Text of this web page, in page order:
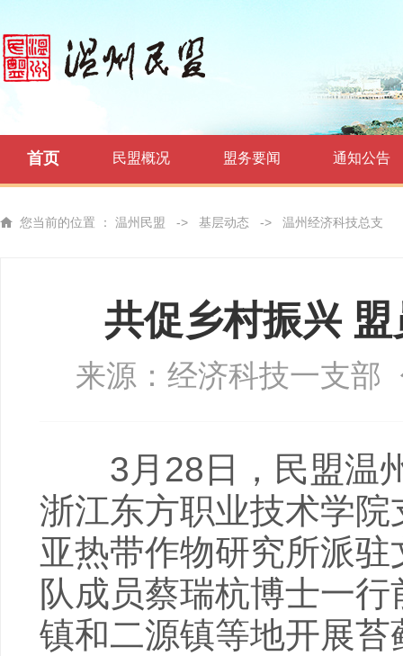
首页 民盟概况 盟务要闻 通知公告
您当前的位置 ： 温州民盟 -> 基层动态 -> 温州经济科技总支
共促乡村振兴
来源：经济科技一支部
3月28日，民盟温州
浙江东方职业技术学
亚热带作物研究所派
队成员蔡瑞杭博士一
镇和二源镇等地开展